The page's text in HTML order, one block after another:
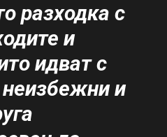
разходка с
и
идват с
неизбежни и